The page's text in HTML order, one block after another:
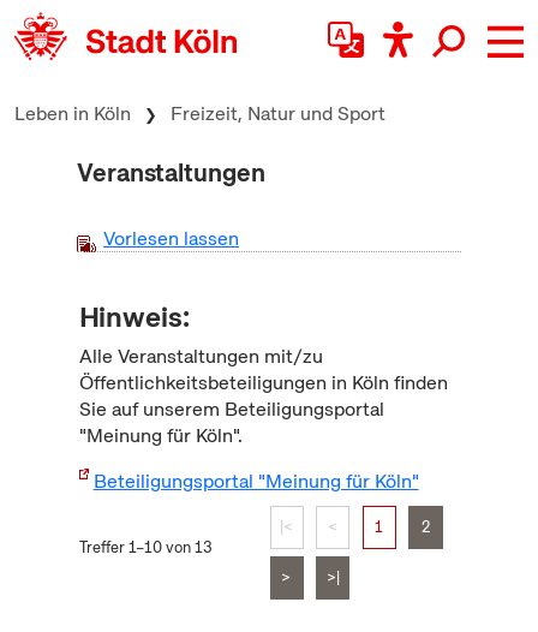
zum Inhalt springen
Leben in Köln Freizeit, Natur und Sport
Veranstaltungen
Vorlesen lassen
Hinweis:
Alle Veranstaltungen mit/zu
Öffentlichkeitsbeteiligungen in Köln finden
Sie auf unserem Beteiligungsportal
"Meinung für Köln".
Beteiligungsportal "Meinung für Köln"
Treffer 1–10 von 13
|< < 1 2
> >|